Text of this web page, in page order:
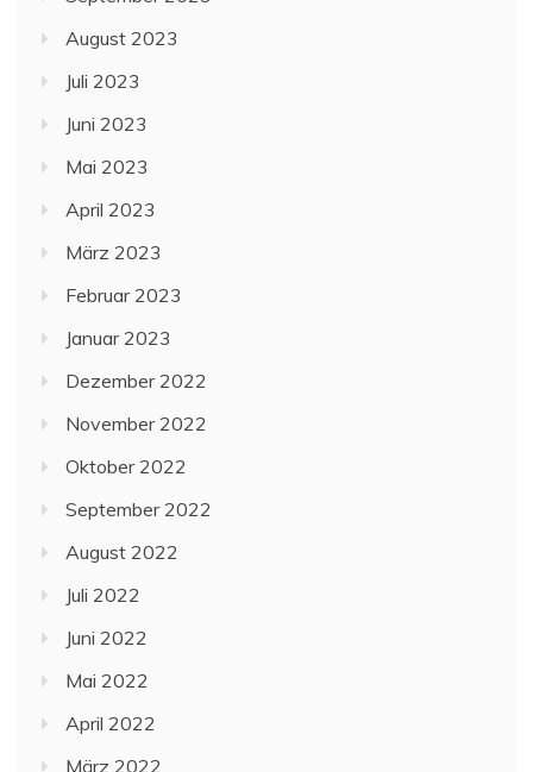
August 2023
Juli 2023
Juni 2023
Mai 2023
April 2023
März 2023
Februar 2023
Januar 2023
Dezember 2022
November 2022
Oktober 2022
September 2022
August 2022
Juli 2022
Juni 2022
Mai 2022
April 2022
März 2022